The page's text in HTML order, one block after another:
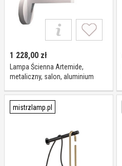
1 228,00 zł
Lampa Ścienna Artemide,
metaliczny, salon, aluminium
mistrzlamp.pl